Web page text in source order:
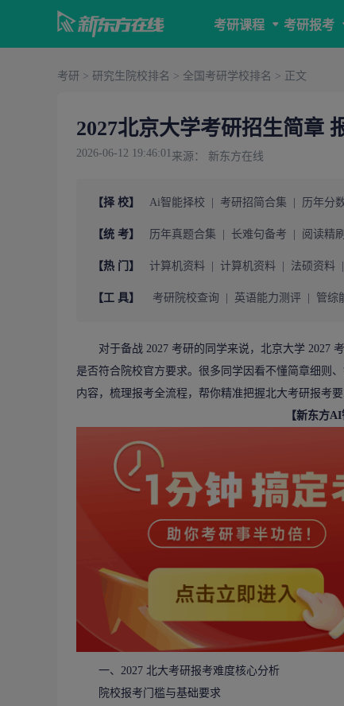
考研课程 考研报考
考研 > 研究生院校排名 > 全国考研学校排名 > 正文
2027北京大学考研招生简章
2026-06-12 19:46:01来源： 新东方在线
【择 校】 Ai智能择校 考研招简合集 历年分
【统 考】 历年真题合集 长难句备考 阅读精
【热 门】 计算机资料 计算机资料 法硕资料
【工 具】 考研院校查询 英语能力测评 管综
对于备战 2027 考研的同学来说，北京大学 2027
是否符合院校官方要求。很多同学因看不懂简章细则
内容，梳理报考全流程，帮你精准把握北大考研报考
【新东方
一、2027 北大考研报考难度核心分析
院校报考门槛与基础要求